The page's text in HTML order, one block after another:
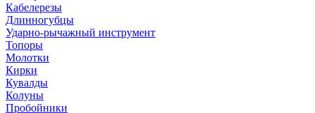
Кабелерезы
Длинногубцы
Ударно-рычажный инструмент
Топоры
Молотки
Кирки
Кувалды
Колуны
Пробойники